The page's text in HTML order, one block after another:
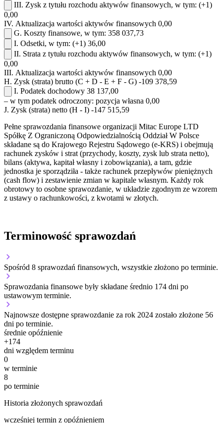
III. Zysk z tytułu rozchodu aktywów finansowych, w tym: (+1)
0,00
IV. Aktualizacja wartości aktywów finansowych 0,00
G. Koszty finansowe, w tym: 358 037,73
I. Odsetki, w tym: (+1) 36,00
II. Strata z tytułu rozchodu aktywów finansowych, w tym: (+1)
0,00
III. Aktualizacja wartości aktywów finansowych 0,00
H. Zysk (strata) brutto (C + D - E + F - G) -109 378,59
I. Podatek dochodowy 38 137,00
– w tym podatek odroczony: pozycja własna 0,00
J. Zysk (strata) netto (H - I) -147 515,59
Pełne sprawozdania finansowe organizacji Mitac Europe LTD
Spółkę Z Ograniczoną Odpowiedzialnością Oddział W Polsce
składane są do Krajowego Rejestru Sądowego (e-KRS) i obejmują
rachunek zysków i strat (przychody, koszty, zysk lub strata netto),
bilans (aktywa, kapitał własny i zobowiązania), a tam, gdzie
jednostka je sporządziła - także rachunek przepływów pieniężnych
(cash flow) i zestawienie zmian w kapitale własnym. Każdy rok
obrotowy to osobne sprawozdanie, w układzie zgodnym ze wzorem
z ustawy o rachunkowości, z kwotami w złotych.
Terminowość sprawozdań
Spośród 8 sprawozdań finansowych, wszystkie złożono po terminie.
Sprawozdania finansowe były składane średnio 174 dni po
ustawowym terminie.
Najnowsze dostępne sprawozdanie za rok 2024 zostało złożone 56
dni po terminie.
średnie opóźnienie
+174
dni względem terminu
0
w terminie
8
po terminie
Historia złożonych sprawozdań
wcześniej termin z opóźnieniem